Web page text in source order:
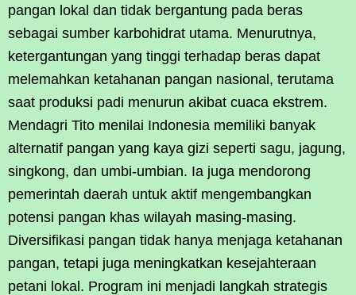
pangan lokal dan tidak bergantung pada beras
sebagai sumber karbohidrat utama. Menurutnya,
ketergantungan yang tinggi terhadap beras dapat
melemahkan ketahanan pangan nasional, terutama
saat produksi padi menurun akibat cuaca ekstrem.
Mendagri Tito menilai Indonesia memiliki banyak
alternatif pangan yang kaya gizi seperti sagu, jagung,
singkong, dan umbi-umbian. Ia juga mendorong
pemerintah daerah untuk aktif mengembangkan
potensi pangan khas wilayah masing-masing.
Diversifikasi pangan tidak hanya menjaga ketahanan
pangan, tetapi juga meningkatkan kesejahteraan
petani lokal. Program ini menjadi langkah strategis